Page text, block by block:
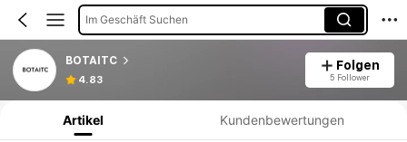
Im Geschäft Suchen
BOTAITC
4.83
Folgen
5 Follower
Produktinformation: Preisangabe, Verkaufs- und Lagerbestandsdetails.
Artikel Kundenbewertungen